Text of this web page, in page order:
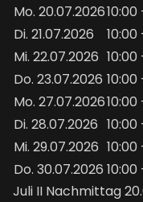
Mo. 20.07.202610:00
Di. 21.07.2026
10:00
Mi. 22.07.2026 10:00
Do. 23.07.2026 10:00
Mo. 27.07.202610:00
Di. 28.07.2026 10:00
Mi. 29.07.2026 10:00
Do. 30.07.2026 10:00
Juli II Nachmittag